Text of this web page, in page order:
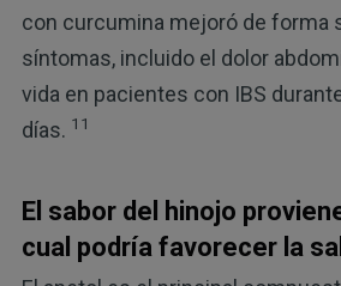
con curcumina mejoró de forma
síntomas, incluido el dolor
vida en pacientes con IBS
días. 11
El sabor del hinojo
cual podría favorecer la